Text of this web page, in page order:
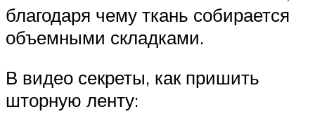
благодаря чему ткань собирается
объемными складками.
В видео секреты, как пришить
шторную ленту: